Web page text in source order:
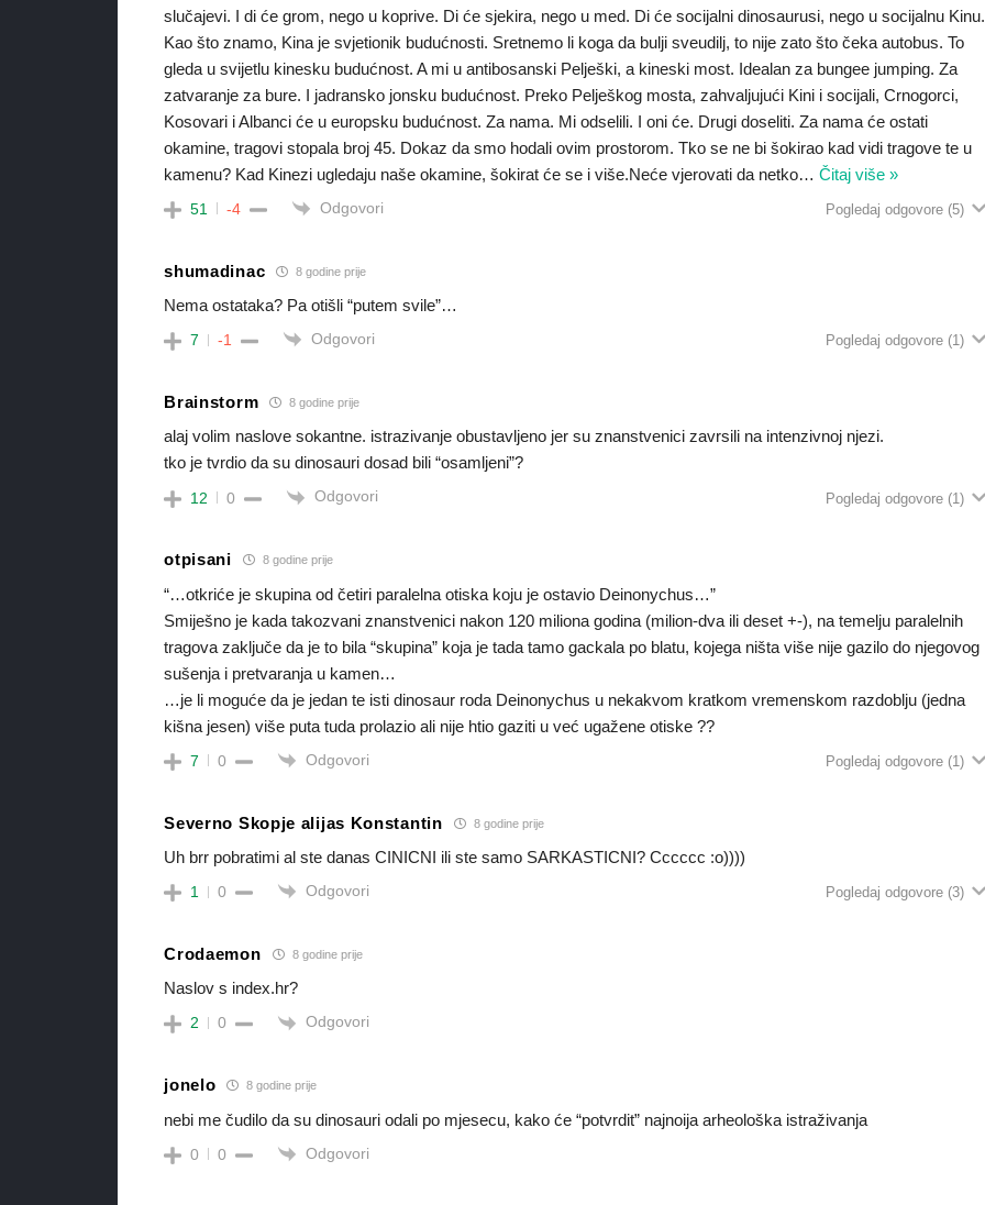
slučajevi. I di će grom, nego u koprive. Di će sjekira, nego u med. Di će socijalni dinosaurusi, nego u socijalnu Kinu.
Kao što znamo, Kina je svjetionik budućnosti. Sretnemo li koga da bulji sveudilj, to nije zato što čeka autobus. To
gleda u svijetlu kinesku budućnost. A mi u antibosanski Pelješki, a kineski most. Idealan za bungee jumping. Za
zatvaranje za bure. I jadransko jonsku budućnost. Preko Pelješkog mosta, zahvaljujući Kini i socijali, Crnogorci,
Kosovari i Albanci će u europsku budućnost. Za nama. Mi odselili. I oni će. Drugi doseliti. Za nama će ostati
okamine, tragovi stopala broj 45. Dokaz da smo hodali ovim prostorom. Tko se ne bi šokirao kad vidi tragove te u
kamenu? Kad Kinezi ugledaju naše okamine, šokirat će se i više.Neće vjerovati da netko…Čitaj više »
51 -4 Odgovori Pogledaj odgovore (5)
shumadinac 8 godine prije
Nema ostataka? Pa otišli “putem svile”…
7 -1 Odgovori Pogledaj odgovore (1)
Brainstorm 8 godine prije
alaj volim naslove sokantne. istrazivanje obustavljeno jer su znanstvenici zavrsili na intenzivnoj njezi.
tko je tvrdio da su dinosauri dosad bili “osamljeni”?
12 0 Odgovori Pogledaj odgovore (1)
otpisani 8 godine prije
“…otkriće je skupina od četiri paralelna otiska koju je ostavio Deinonychus…”
Smiješno je kada takozvani znanstvenici nakon 120 miliona godina (milion-dva ili deset +-), na temelju paralelnih
tragova zaključe da je to bila “skupina” koja je tada tamo gackala po blatu, kojega ništa više nije gazilo do njegovog
sušenja i pretvaranja u kamen…
…je li moguće da je jedan te isti dinosaur roda Deinonychus u nekakvom kratkom vremenskom razdoblju (jedna
kišna jesen) više puta tuda prolazio ali nije htio gaziti u već ugažene otiske ??
7 0 Odgovori Pogledaj odgovore (1)
Severno Skopje alijas Konstantin 8 godine prije
Uh brr pobratimi al ste danas CINICNI ili ste samo SARKASTICNI? Cccccc :o))))
1 0 Odgovori Pogledaj odgovore (3)
Crodaemon 8 godine prije
Naslov s index.hr?
2 0 Odgovori
jonelo 8 godine prije
nebi me čudilo da su dinosauri odali po mjesecu, kako će “potvrdit” najnoija arheološka istraživanja
0 0 Odgovori